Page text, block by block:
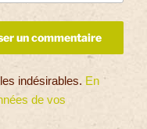
indésirables. En
de vos